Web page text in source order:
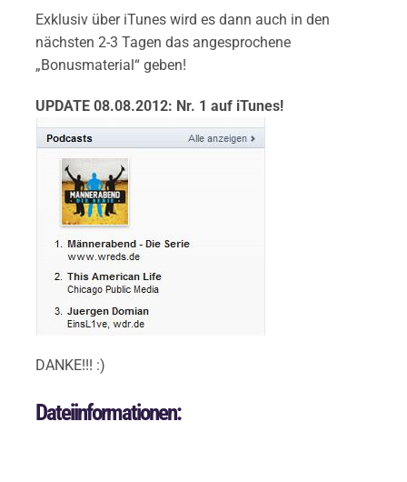
Exklusiv über iTunes wird es dann auch in den
nächsten 2-3 Tagen das angesprochene
„Bonusmaterial“ geben!
UPDATE 08.08.2012: Nr. 1 auf iTunes!
DANKE!!! :)
Dateiinformationen: